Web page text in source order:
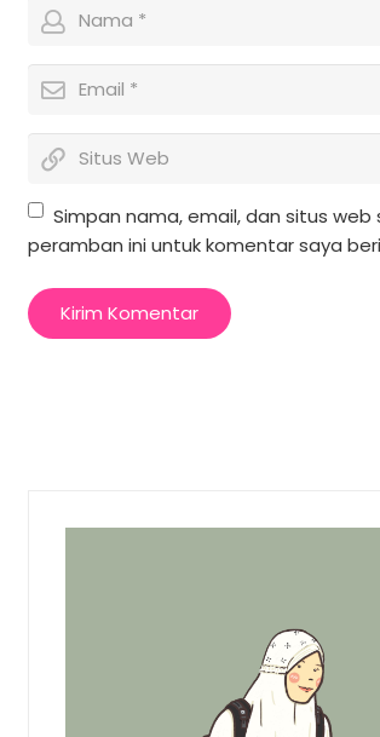
Simpan nama, email, dan situs web
peramban ini untuk komentar saya
Kirim Komentar